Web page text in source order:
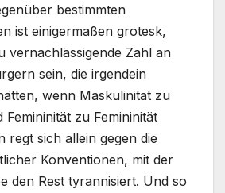
bestimmten
ist einigermaßen grotesk,
vernachlässigende Zahl an
sein, die irgendein
wenn Maskulinität zu
Femininität zu Femininität
regt sich allein gegen die
Konventionen, mit der
den Rest tyrannisiert. Und so